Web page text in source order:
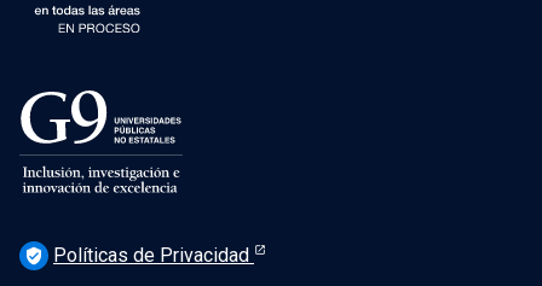
verified_user Políticas de Privacidad